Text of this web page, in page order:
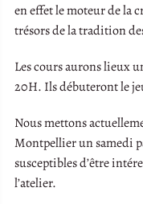
en effet le moteur de la
trésors de la tradition
Les cours aurons lieux
20H. Ils débuteront le
Nous mettons
Montpellier un samedi
susceptibles d’être
l’atelier.